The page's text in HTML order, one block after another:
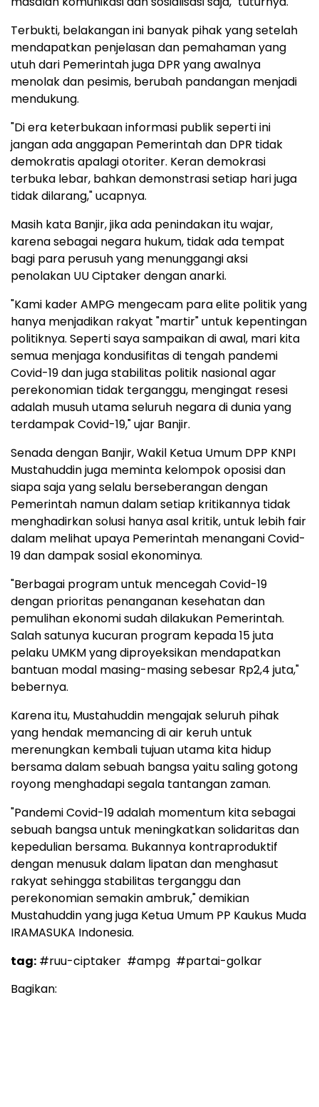
Terbukti, belakangan ini banyak pihak yang setelah
mendapatkan penjelasan dan pemahaman yang
utuh dari Pemerintah juga DPR yang awalnya
menolak dan pesimis, berubah pandangan menjadi
mendukung.
"Di era keterbukaan informasi publik seperti ini
jangan ada anggapan Pemerintah dan DPR tidak
demokratis apalagi otoriter. Keran demokrasi
terbuka lebar, bahkan demonstrasi setiap hari juga
tidak dilarang," ucapnya.
Masih kata Banjir, jika ada penindakan itu wajar,
karena sebagai negara hukum, tidak ada tempat
bagi para perusuh yang menunggangi aksi
penolakan UU Ciptaker dengan anarki.
"Kami kader AMPG mengecam para elite politik yang
hanya menjadikan rakyat "martir" untuk kepentingan
politiknya. Seperti saya sampaikan di awal, mari kita
semua menjaga kondusifitas di tengah pandemi
Covid-19 dan juga stabilitas politik nasional agar
perekonomian tidak terganggu, mengingat resesi
adalah musuh utama seluruh negara di dunia yang
terdampak Covid-19," ujar Banjir.
Senada dengan Banjir, Wakil Ketua Umum DPP KNPI
Mustahuddin juga meminta kelompok oposisi dan
siapa saja yang selalu berseberangan dengan
Pemerintah namun dalam setiap kritikannya tidak
menghadirkan solusi hanya asal kritik, untuk lebih fair
dalam melihat upaya Pemerintah menangani Covid-
19 dan dampak sosial ekonominya.
"Berbagai program untuk mencegah Covid-19
dengan prioritas penanganan kesehatan dan
pemulihan ekonomi sudah dilakukan Pemerintah.
Salah satunya kucuran program kepada 15 juta
pelaku UMKM yang diproyeksikan mendapatkan
bantuan modal masing-masing sebesar Rp2,4 juta,"
bebernya.
Karena itu, Mustahuddin mengajak seluruh pihak
yang hendak memancing di air keruh untuk
merenungkan kembali tujuan utama kita hidup
bersama dalam sebuah bangsa yaitu saling gotong
royong menghadapi segala tantangan zaman.
"Pandemi Covid-19 adalah momentum kita sebagai
sebuah bangsa untuk meningkatkan solidaritas dan
kepedulian bersama. Bukannya kontraproduktif
dengan menusuk dalam lipatan dan menghasut
rakyat sehingga stabilitas terganggu dan
perekonomian semakin ambruk," demikian
Mustahuddin yang juga Ketua Umum PP Kaukus Muda
IRAMASUKA Indonesia.
tag: #ruu-ciptaker #ampg #partai-golkar
Bagikan: